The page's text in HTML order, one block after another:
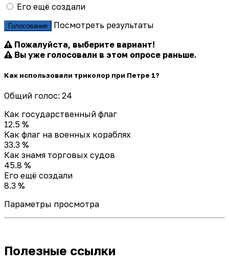
Его ещё создали
Голосование
Посмотреть результаты
Пожалуйста, выберите вариант!
Вы уже голосовали в этом опросе раньше.
Как использовали триколор при Петре 1?
Общий голос: 24
Как государственный флаг
12.5 %
Как флаг на военных кораблях
33.3 %
Как знамя торговых судов
45.8 %
Его ещё создали
8.3 %
Параметры просмотра
Полезные ссылки